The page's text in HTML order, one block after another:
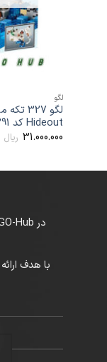
لگو
Hideout کد 10391
31.000.000 ریال